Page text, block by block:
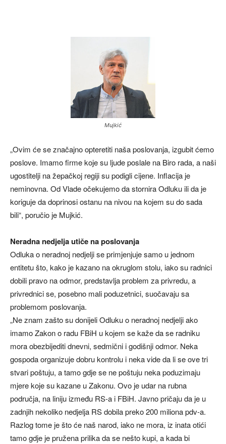
Mujkić
„Ovim će se značajno opteretiti naša poslovanja, izgubit ćemo
poslove. Imamo firme koje su ljude poslale na Biro rada, a naši
ugostitelji na žepačkoj regiji su podigli cijene. Inflacija je
neminovna. Od Vlade očekujemo da stornira Odluku ili da je
koriguje da doprinosi ostanu na nivou na kojem su do sada
bili“, poručio je Mujkić.
Neradna nedjelja utiče na poslovanja
Odluka o neradnoj nedjelji se primjenjuje samo u jednom
entitetu što, kako je kazano na okruglom stolu, iako su radnici
dobili pravo na odmor, predstavlja problem za privredu, a
privrednici se, posebno mali poduzetnici, suočavaju sa
problemom poslovanja.
„Ne znam zašto su donijeli Odluku o neradnoj nedjelji ako
imamo Zakon o radu FBiH u kojem se kaže da se radniku
mora obezbijediti dnevni, sedmični i godišnji odmor. Neka
gospoda organizuje dobru kontrolu i neka vide da li se ove tri
stvari poštuju, a tamo gdje se ne poštuju neka poduzimaju
mjere koje su kazane u Zakonu. Ovo je udar na rubna
područja, na liniju između RS-a i FBiH. Javno pričaju da je u
zadnjih nekoliko nedjelja RS dobila preko 200 miliona pdv-a.
Razlog tome je što će naš narod, iako ne mora, iz inata otići
tamo gdje je pružena prilika da se nešto kupi, a kada bi